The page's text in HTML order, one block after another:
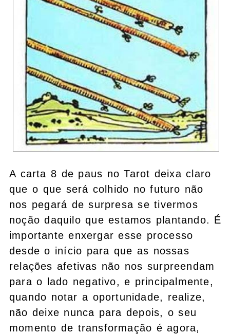
A carta 8 de paus no Tarot deixa claro
que o que será colhido no futuro não
nos pegará de surpresa se tivermos
noção daquilo que estamos plantando. É
importante enxergar esse processo
desde o início para que as nossas
relações afetivas não nos surpreendam
para o lado negativo, e principalmente,
quando notar a oportunidade, realize,
não deixe nunca para depois, o seu
momento de transformação é agora,